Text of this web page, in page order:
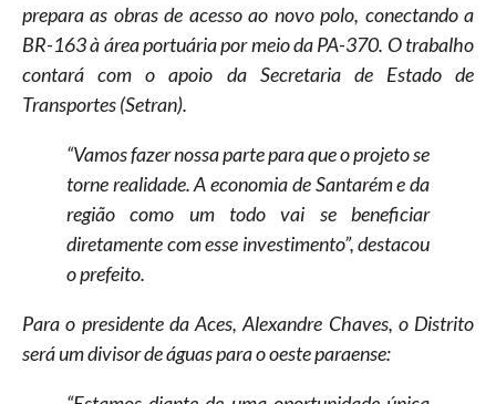
prepara as obras de acesso ao novo polo, conectando a
BR-163 à área portuária por meio da PA-370. O trabalho
contará com o apoio da Secretaria de Estado de
Transportes (Setran).
“Vamos fazer nossa parte para que o projeto se
torne realidade. A economia de Santarém e da
região como um todo vai se beneficiar
diretamente com esse investimento”, destacou
o prefeito.
Para o presidente da Aces, Alexandre Chaves, o Distrito
será um divisor de águas para o oeste paraense: